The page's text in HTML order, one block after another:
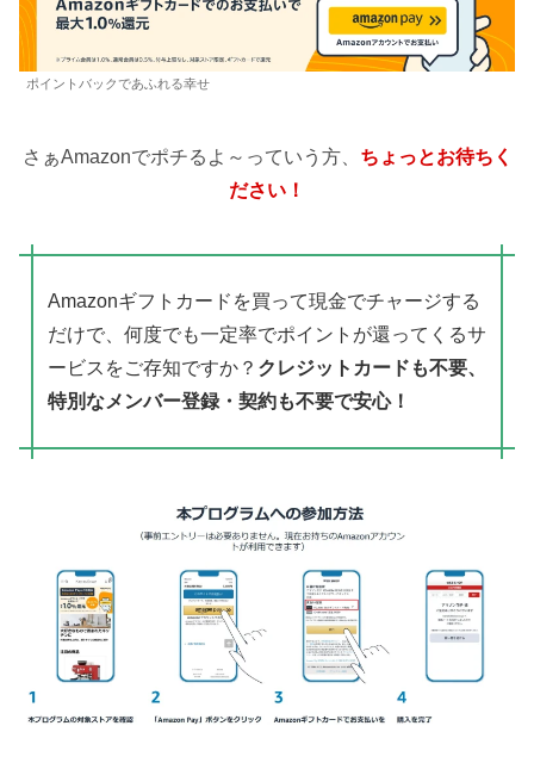
ポイントバックであふれる幸せ
さぁAmazonでポチるよ～っていう方、 ちょっとお待ちく
ださい！
Amazonギフトカードを買って現金でチャージする
だけで、何度でも一定率でポイントが還ってくるサ
ービスをご存知ですか？ クレジットカードも不要、
特別なメンバー登録・契約も不要で安心！